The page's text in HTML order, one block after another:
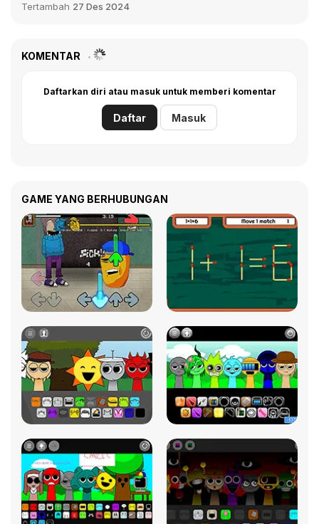
Tertambah 27 Des 2024
KOMENTAR
Daftarkan diri atau masuk untuk memberi komentar
Daftar Masuk
GAME YANG BERHUBUNGAN